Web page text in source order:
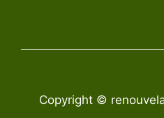
Copyright ©